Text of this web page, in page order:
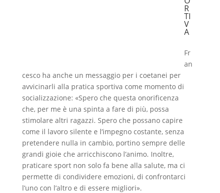
R
TI
V
A
Fr
an
cesco ha anche un messaggio per i coetanei per
avvicinarli alla pratica sportiva come momento di
socializzazione: «Spero che questa onorificenza
che, per me è una spinta a fare di più, possa
stimolare altri ragazzi. Spero che possano capire
come il lavoro silente e l’impegno costante, senza
pretendere nulla in cambio, portino sempre delle
grandi gioie che arricchiscono l’animo. Inoltre,
praticare sport non solo fa bene alla salute, ma ci
permette di condividere emozioni, di confrontarci
l’uno con l’altro e di essere migliori».